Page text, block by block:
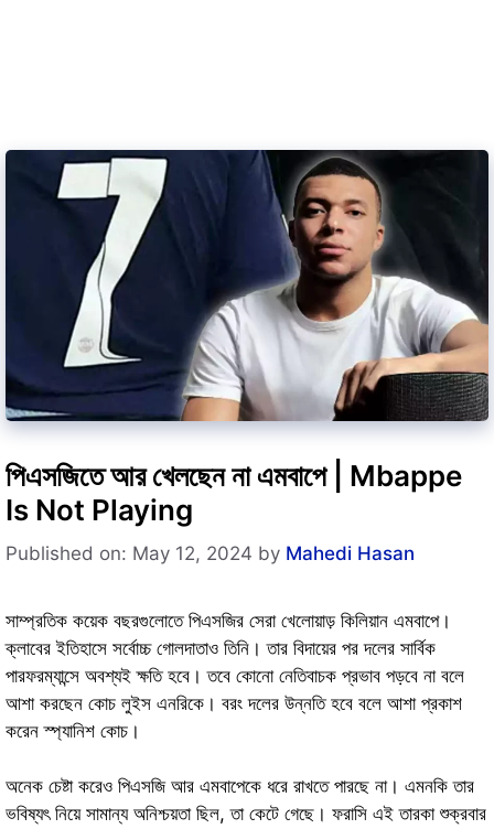
পিএসজিতে আর খেলছেন না এমবাপে | Mbappe
Is Not Playing
Published on: May 12, 2024 by Mahedi Hasan
সাম্প্রতিক কয়েক বছরগুলোতে পিএসজির সেরা খেলোয়াড় কিলিয়ান এমবাপে।
ক্লাবের ইতিহাসে সর্বোচ্চ গোলদাতাও তিনি। তার বিদায়ের পর দলের সার্বিক
পারফরম্যান্সে অবশ্যই ক্ষতি হবে। তবে কোনো নেতিবাচক প্রভাব পড়বে না বলে
আশা করছেন কোচ লুইস এনরিকে। বরং দলের উন্নতি হবে বলে আশা প্রকাশ
করেন স্প্যানিশ কোচ।
অনেক চেষ্টা করেও পিএসজি আর এমবাপেকে ধরে রাখতে পারছে না। এমনকি তার
ভবিষ্যৎ নিয়ে সামান্য অনিশ্চয়তা ছিল, তা কেটে গেছে। ফরাসি এই তারকা শুক্রবার